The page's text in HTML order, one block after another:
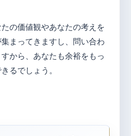
の価値観やあなたの考えを
まってきますし、問い合わ
から、あなたも余裕をもっ
るでしょう。